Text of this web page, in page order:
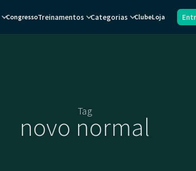
CongressoTreinamentos Categorias ClubeLoja
Tag
novo normal